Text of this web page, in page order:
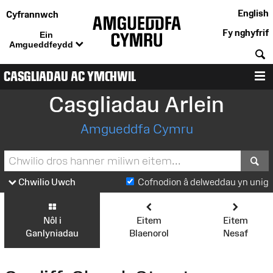
Cyfrannwch
Ein
Amgueddfeydd
English
Fy nghyfrif
CASGLIADAU AC YMCHWIL
Casgliadau Arlein
Amgueddfa Cymru
Chwilio Uwch Cofnodion â delweddau yn unig
Nôl i
Ganlyniadau
Eitem
Blaenorol
Eitem
Nesaf